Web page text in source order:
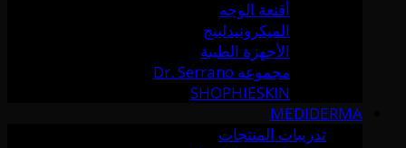
أقنعة الوجه
الميكرونيدلينج
الأجهزة الطبية
مجموعة Dr. Serrano
SHOPHIESKIN
MEDIDERMA
تدريبات المنتجات